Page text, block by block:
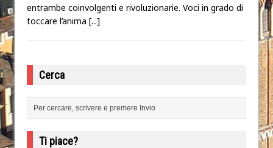
entrambe coinvolgenti e rivoluzionarie. Voci in grado di
toccare l’anima [...]
Cerca
Ti piace?